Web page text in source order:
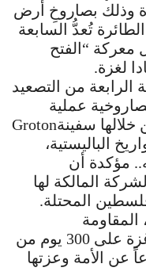
وذلك بصاروخِ أرض
تُعدُّ السابعة
معركة “الفتح
لغزة.
من التصعيد
عملية
عسكرية مشتركة استهدفت من خلالها سفينةGroton
الباليستية،
مؤكدة أن
المالكة لها
المحتلة.
المقاومة
الفلسطينية الباسلة في قطاعِ غزة على 300 يوم من
عن الأمة وعزتها